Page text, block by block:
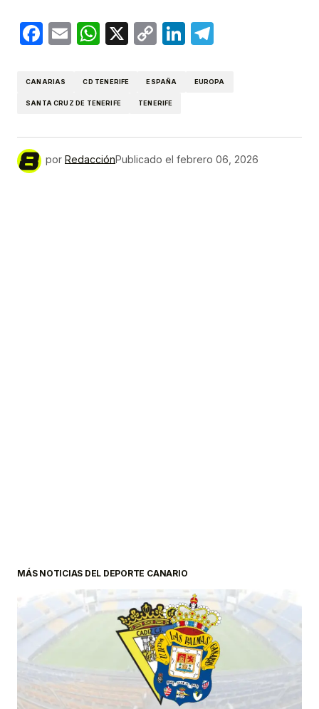
Facebook
EmailWhatsApp
X
CopyLinkedIn
CANARIAS CD TENERIFE ESPAÑA EUROPA
SANTA CRUZ DE TENERIFE TENERIFE
por RedacciónPublicado el febrero 06, 2026
MÁS NOTICIAS DEL DEPORTE CANARIO